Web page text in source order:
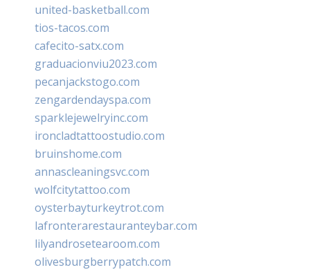
united-basketball.com
tios-tacos.com
cafecito-satx.com
graduacionviu2023.com
pecanjackstogo.com
zengardendayspa.com
sparklejewelryinc.com
ironcladtattoostudio.com
bruinshome.com
annascleaningsvc.com
wolfcitytattoo.com
oysterbayturkeytrot.com
lafronterarestauranteybar.com
lilyandrosetearoom.com
olivesburgberrypatch.com